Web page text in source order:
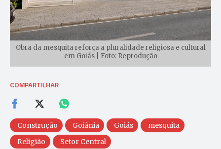
Obra da mesquita reforça a pluralidade religiosa e cultural
em Goiás | Foto: Reprodução
COMPARTILHAR
Construção Goiânia Goiás
mesquita
Religião
Setor Central